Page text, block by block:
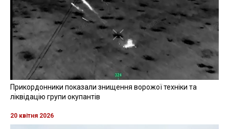
Прикордонники показали знищення ворожої техніки та
ліквідацію групи окупантів
20 квітня 2026